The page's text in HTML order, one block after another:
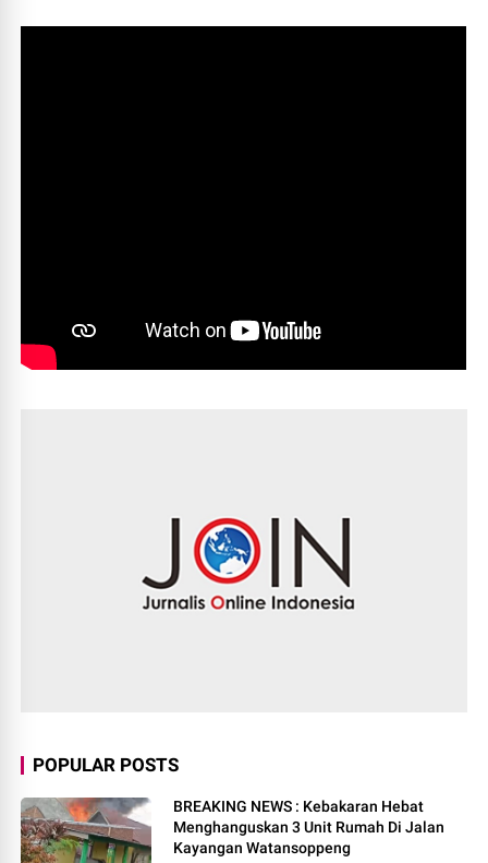
POPULAR POSTS
BREAKING NEWS : Kebakaran Hebat
Menghanguskan 3 Unit Rumah Di Jalan
Kayangan Watansoppeng